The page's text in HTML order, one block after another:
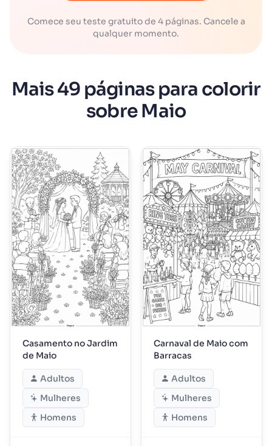
Comece seu teste gratuito de 4 páginas. Cancele a
qualquer momento.
Mais 49 páginas para colorir
sobre Maio
Casamento no Jardim
de Maio
Adultos
Mulheres
Homens
Carnaval de Maio com
Barracas
Adultos
Mulheres
Homens